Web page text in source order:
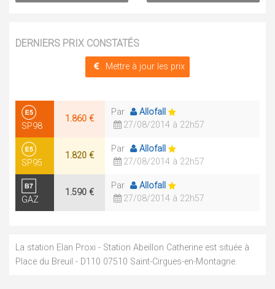
DERNIERS PRIX CONSTATÉS
Mettre à jour les prix
SP98
1.860 €
Par
Allofall
27/08/2014 à 22h57
SP95
1.820 €
Par
Allofall
27/08/2014 à 22h57
GAZ
1.590 €
Par
Allofall
27/08/2014 à 22h57
La station Elan Proxi - Station Abeillon Catherine est située à
Place du Breuil - D110 07510 Saint-Cirgues-en-Montagne.